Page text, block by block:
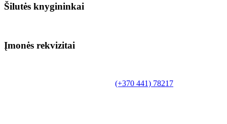
Šilutės knygininkai
Įmonės rekvizitai
(+370 441) 78217